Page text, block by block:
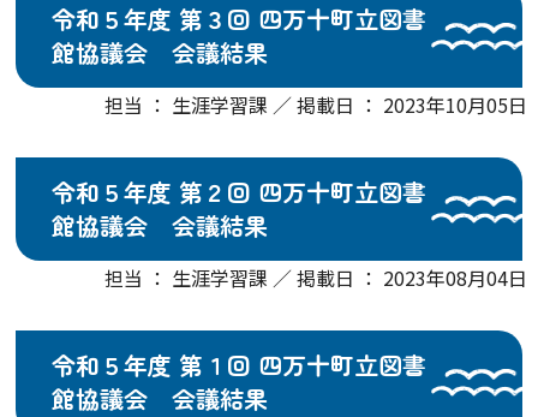
令和５年度 第３回 四万十町立図書
館協議会 会議結果
担当 ： 生涯学習課 ／ 掲載日 ： 2023年10月05日
令和５年度 第２回 四万十町立図書
館協議会 会議結果
担当 ： 生涯学習課 ／ 掲載日 ： 2023年08月04日
令和５年度 第１回 四万十町立図書
館協議会 会議結果